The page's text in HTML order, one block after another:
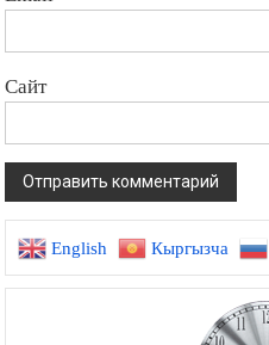
Сайт
English Кыргызча